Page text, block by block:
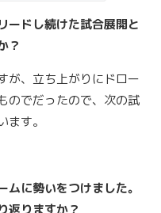
ドし続けた試合展開と
？
が、立ち上がりにドロー
のでだったので、次の試
す。
に勢いをつけました。